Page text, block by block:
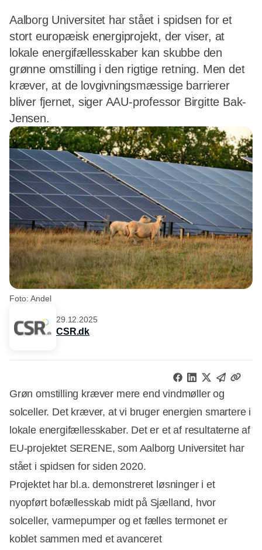
Aalborg Universitet har stået i spidsen for et
stort europæisk energiprojekt, der viser, at
lokale energifællesskaber kan skubbe den
grønne omstilling i den rigtige retning. Men det
kræver, at de lovgivningsmæssige barrierer
bliver fjernet, siger AAU-professor Birgitte Bak-
Jensen.
Foto: Andel
29.12.2025
CSR.dk
Grøn omstilling kræver mere end vindmøller og
solceller. Det kræver, at vi bruger energien smartere i
lokale energifællesskaber. Det er et af resultaterne af
EU-projektet SERENE, som Aalborg Universitet har
stået i spidsen for siden 2020.
Projektet har bl.a. demonstreret løsninger i et
nyopført bofællesskab midt på Sjælland, hvor
solceller, varmepumper og et fælles termonet er
koblet sammen med et avanceret